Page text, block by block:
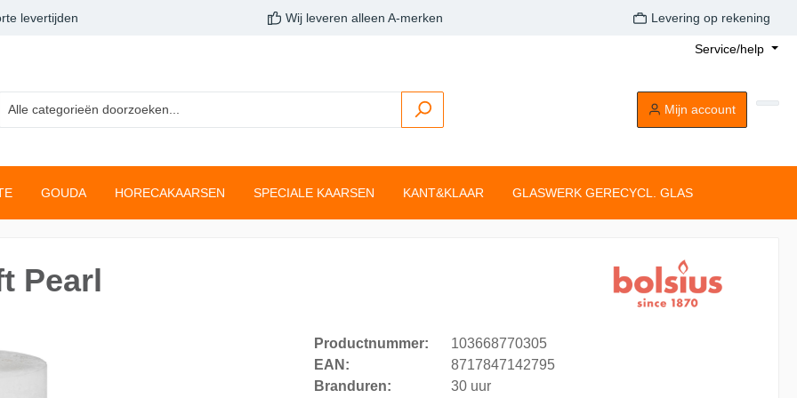
levertijden Wij leveren alleen A-merken Levering op rekening
Service/help
Mijn account
GOUDA HORECAKAARSEN SPECIALE KAARSEN KANT&KLAAR GLASWERK GERECYCL. GLAS
Clean Light
Stompkaarsen
Pearl
Productnummer:
103668770305
EAN:
8717847142795
Branduren:
30 uur